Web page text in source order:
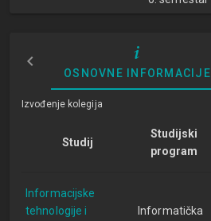
OSNOVNE INFORMACIJE
Izvođenje kolegija
Studij
Studijski
program
Informacijske
tehnologije i
Informatička